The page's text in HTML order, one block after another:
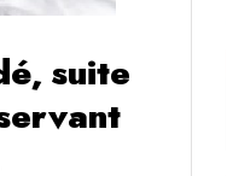
suite